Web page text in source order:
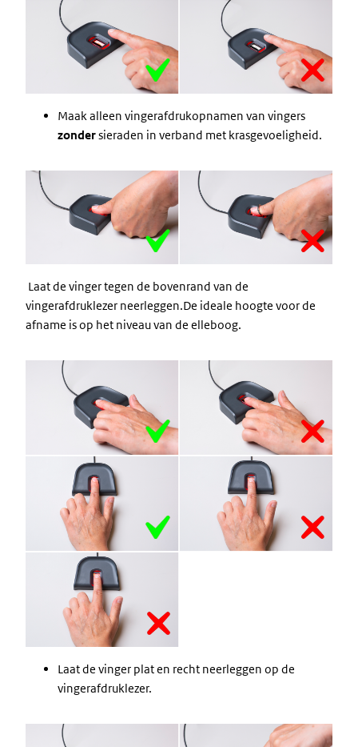
Maak alleen vingerafdrukopnamen van vingers
zondersieraden in verband met krasgevoeligheid.
Laat de vinger tegen de bovenrand van de
vingerafdruklezer neerleggen.De ideale hoogte voor de
afname is op het niveau van de elleboog.
Image
Laat de vinger plat en recht neerleggen op de
vingerafdruklezer.